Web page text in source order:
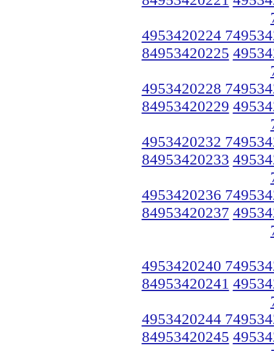
4953420224
84953420225
4953420228
84953420229
4953420232
84953420233
4953420236
84953420237
4953420240
84953420241
4953420244
84953420245